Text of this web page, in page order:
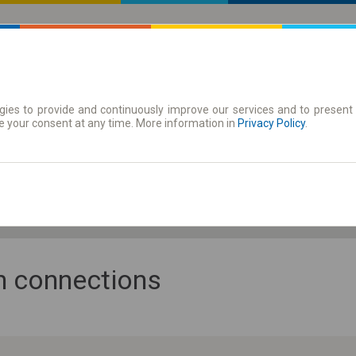
| Tickets Season tickets
connections
to provide and continuously improve our services and to
your consent at any time. More information in Privacy Policy.